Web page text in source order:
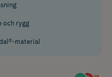
och rygg
material